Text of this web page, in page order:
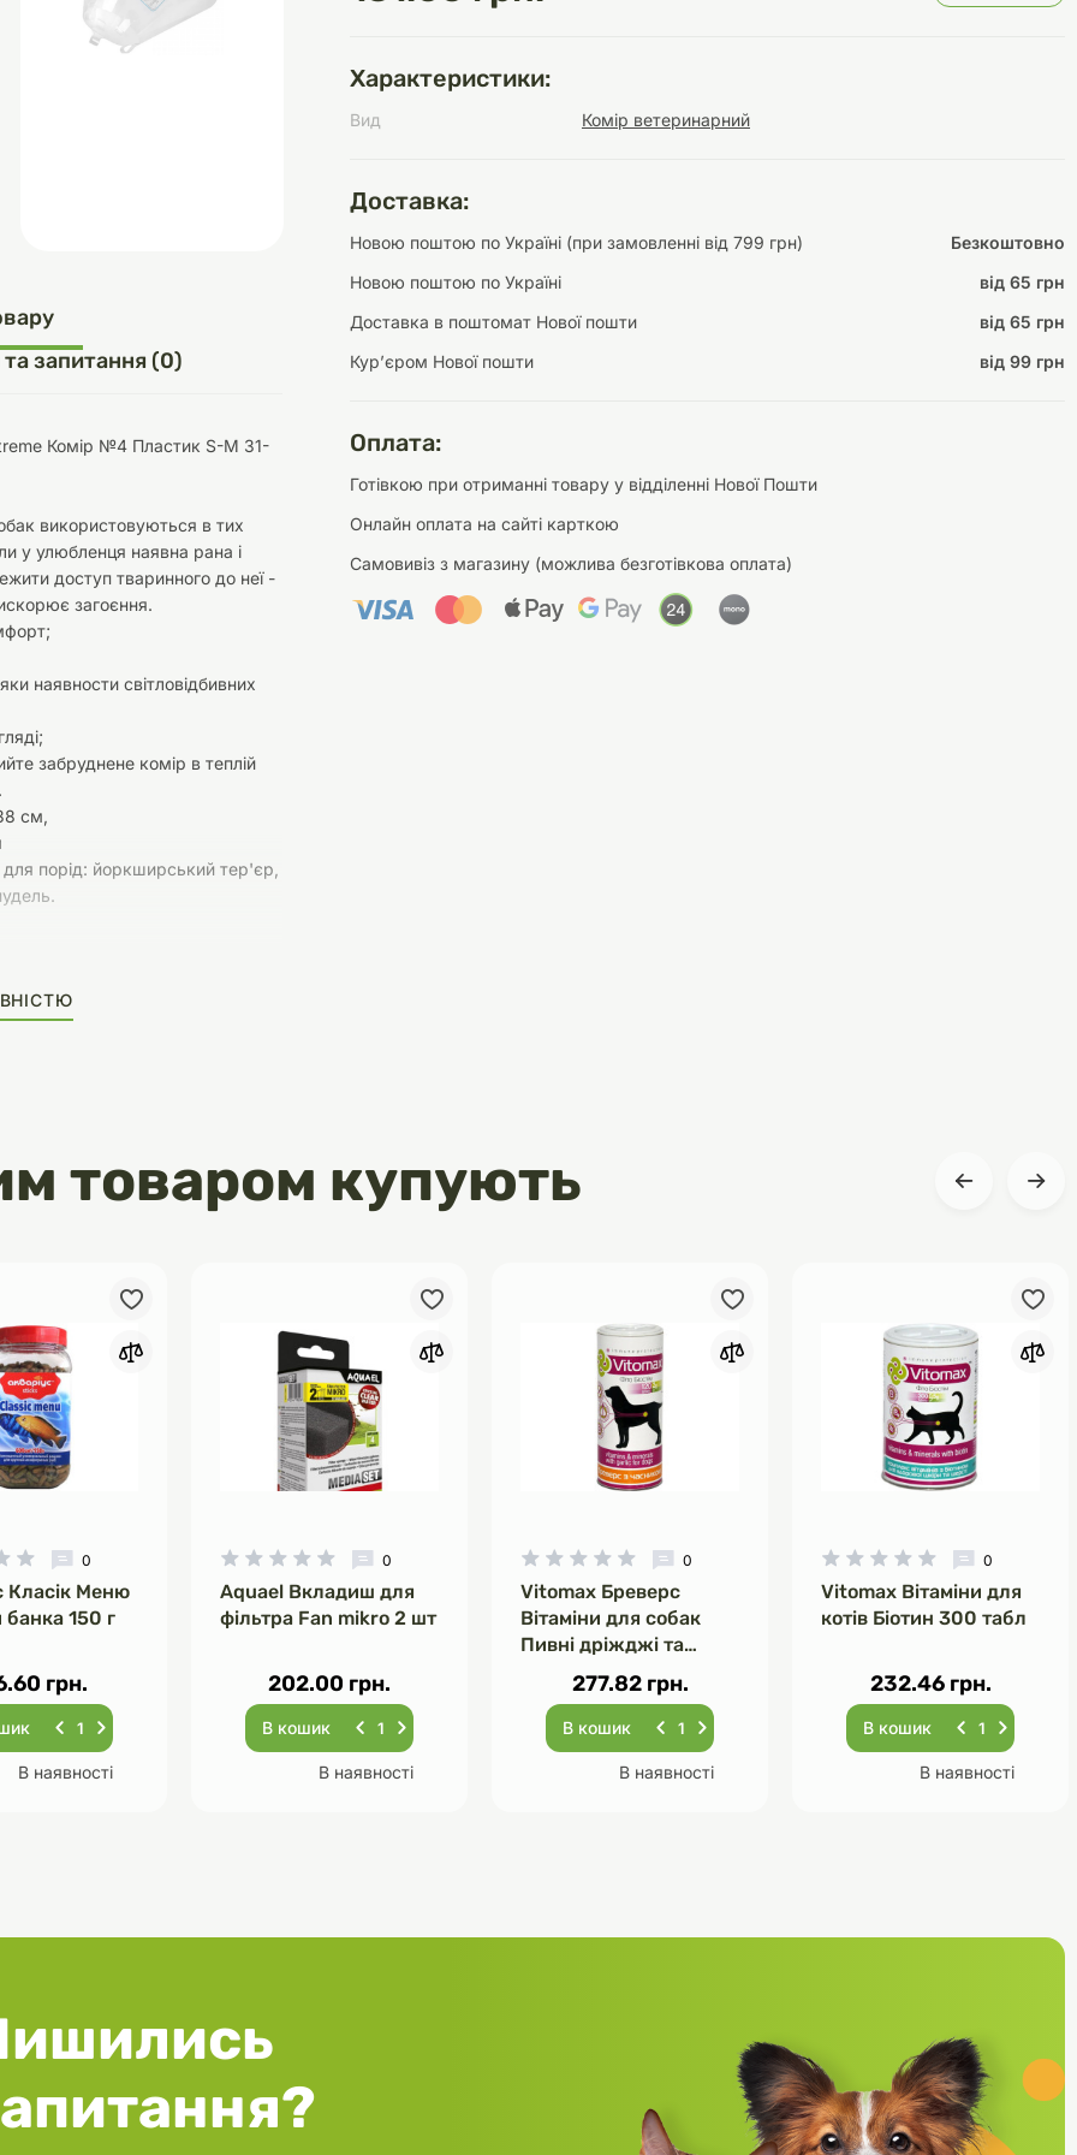
Домашній затишок
Інструменти для
Переноски
та аскесуари
Засоби для догляду Домашній затишок
Інструменти для
догляду
Наповнювачі
Засоби для догляду
Аксесуари
Характеристики:
Вид Комір ветеринарний
Доставка:
Новою поштою по Україні (при замовленні від 799 грн)
Безкоштовно
Новою поштою по Україні
від 65 грн
Доставка в поштомат Нової пошти
від 65 грн
Курʼєром Нової пошти
від 99 грн
Оплата:
Готівкою при отриманні товару у відділенні Нової Пошти
Онлайн оплата на сайті карткою
Самовивіз з магазину (можлива безготівкова оплата)
та запитання (0)
Комір №4 Пластик S-M 31-
використовуються в тих
у улюбленця наявна рана і
доступ тваринного до неї -
загоєння.
наявности світловідбивних
забруднене комір в теплій
см,
порід: йоркширський тер'єр,
товаром купують
0
Класік Меню
150 г
грн.
В наявності
0
Aquael Вкладиш для
фільтра Fan mikro 2 шт
202.00 грн.
В кошик
В наявності
0
Vitomax Бреверс
Вітаміни для собак
Пивні дріжджі та
Часник 120 табл
277.82 грн.
В кошик
В наявності
0
Vitomax Вітаміни для
котів Біотин 300 табл
232.46 грн.
В кошик
В наявності